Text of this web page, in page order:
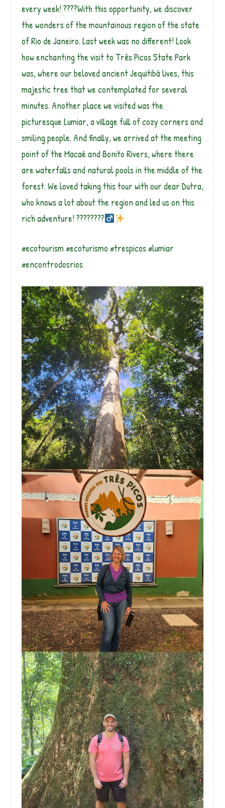
every week! ????With this opportunity, we discover
the wonders of the mountainous region of the state
of Rio de Janeiro. Last week was no different! Look
how enchanting the visit to Três Picos State Park
was, where our beloved ancient Jequitibá lives, this
majestic tree that we contemplated for several
minutes. Another place we visited was the
picturesque Lumiar, a village full of cozy corners and
smiling people. And finally, we arrived at the meeting
point of the Macaé and Bonito Rivers, where there
are waterfalls and natural pools in the middle of the
forest. We loved taking this tour with our dear Dutra,
who knows a lot about the region and led us on this
rich adventure! ????????‍
#ecotourism #ecoturismo #trespicos #lumiar
#encontrodosrios